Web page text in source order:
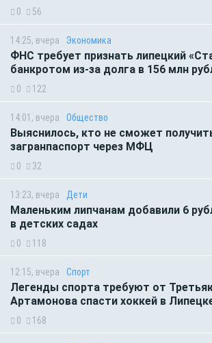
0 56
14:25, вчера Экономика
ФНС требует признать липецкий
банкротом из-за долга в 156 млн
0 122
14:01, вчера Общество
Выяснилось, кто не сможет
загранпаспорт через МФЦ
0 32
13:23, вчера Дети
Маленьким липчанам добавили 6
в детских садах
0 118
12:15, вчера Спорт
Легенды спорта требуют от
Артамонова спасти хоккей в
0 168